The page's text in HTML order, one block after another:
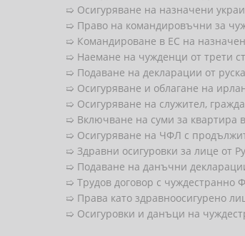
➯ Осигуряване на назначени
➯ Право на командировъчни за
➯ Командироване в ЕС на
➯ Наемане на чужденци от трети
➯ Подаване на декларации от
➯ Осигуряване и облагане на
➯ Осигуряване на служител,
➯ Включване на суми за квартира
➯ Осигуряване на ЧФЛ с
➯ Здравни осигуровки за лице от
➯ Подаване на данъчни
➯ Трудов договор с чуждестранно
➯ Права като здравноосигурено
➯ Осигуровки и данъци на